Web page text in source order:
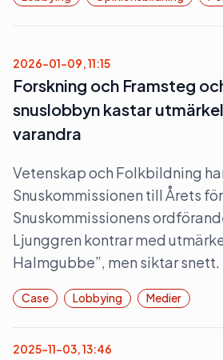
2026-01-09, 11:15
Forskning och Framsteg
snuslobbyn kastar
varandra
Vetenskap och Folkbildning
Snuskommissionen till Årets
Snuskommissionens
Ljunggren kontrar med
Halmgubbe”, men siktar snett.
Case Lobbying Medier
2025-11-03, 13:46